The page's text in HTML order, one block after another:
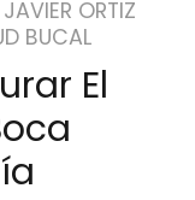
ORTIZ
BUCAL
El